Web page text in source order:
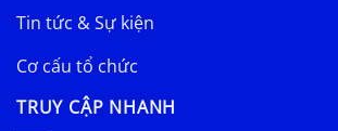
Tin tức & Sự kiện
Cơ cấu tổ chức
TRUY CẬP NHANH